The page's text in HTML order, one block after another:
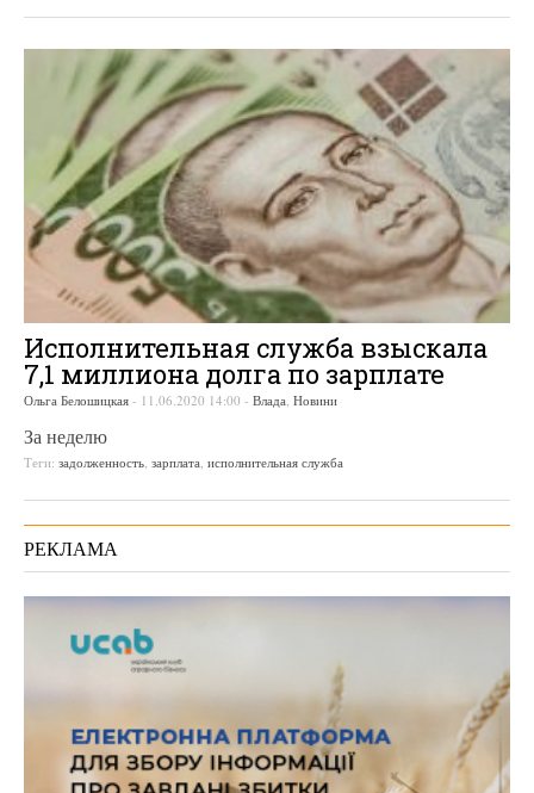
Исполнительная служба взыскала
7,1 миллиона долга по зарплате
Ольга Белошицкая - 11.06.2020 14:00 - Влада, Новини
За неделю
Теги: задолженность, зарплата, исполнительная служба
РЕКЛАМА